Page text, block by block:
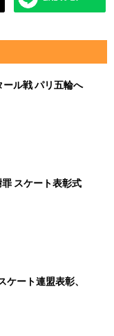
ル戦 パリ五輪へ
スケート表彰式
ート連盟表彰、